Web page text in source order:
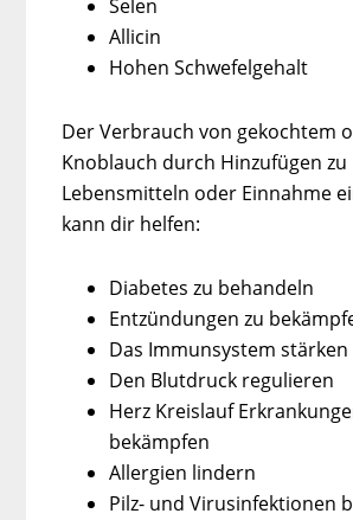
Selen
Allicin
Hohen Schwefelgehalt
Der Verbrauch von gekochtem
Knoblauch durch Hinzufügen zu
Lebensmitteln oder Einnahme
kann dir helfen:
Diabetes zu behandeln
Entzündungen zu
Das Immunsystem stärken
Den Blutdruck regulieren
Herz Kreislauf
bekämpfen
Allergien lindern
Pilz- und Virusinfektionen